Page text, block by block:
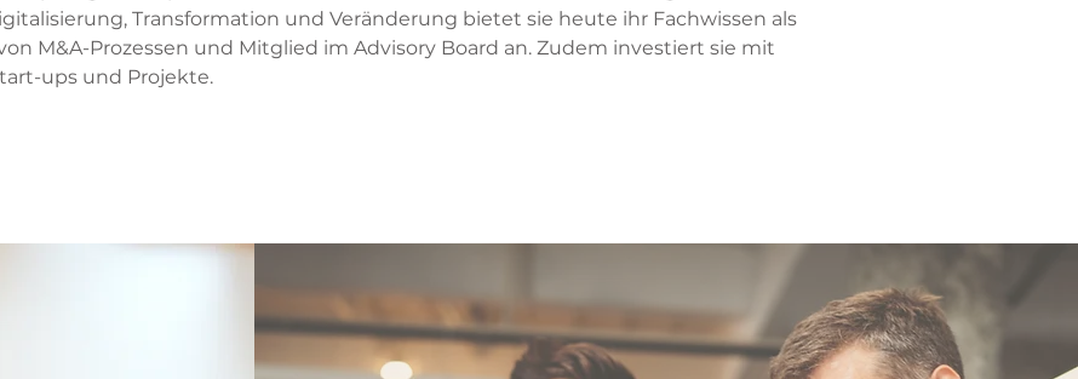
Transformation und Veränderung bietet sie heute ihr Fachwissen als
M&A-Prozessen und Mitglied im Advisory Board an. Zudem investiert sie mit
ups und Projekte.
World